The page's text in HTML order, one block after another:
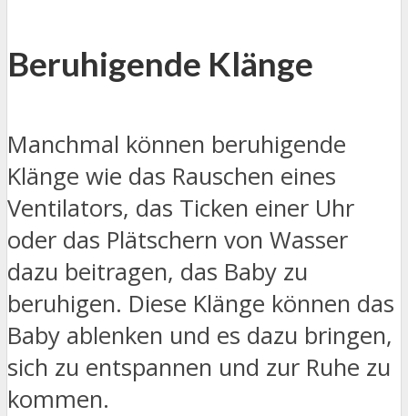
Beruhigende Klänge
Manchmal können beruhigende
Klänge wie das Rauschen eines
Ventilators, das Ticken einer Uhr
oder das Plätschern von Wasser
dazu beitragen, das Baby zu
beruhigen. Diese Klänge können das
Baby ablenken und es dazu bringen,
sich zu entspannen und zur Ruhe zu
kommen.